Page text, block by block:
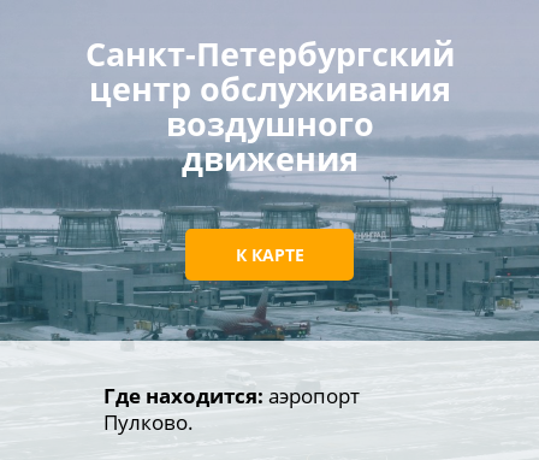
Санкт-Петербургский
центр обслуживания
воздушного
движения
Где находится: аэропорт
Пулково.
К КАРТЕ